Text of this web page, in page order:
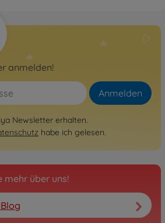
anmelden!
Anmelden
Newsletter erhalten.
habe ich gelesen.
mehr über uns!